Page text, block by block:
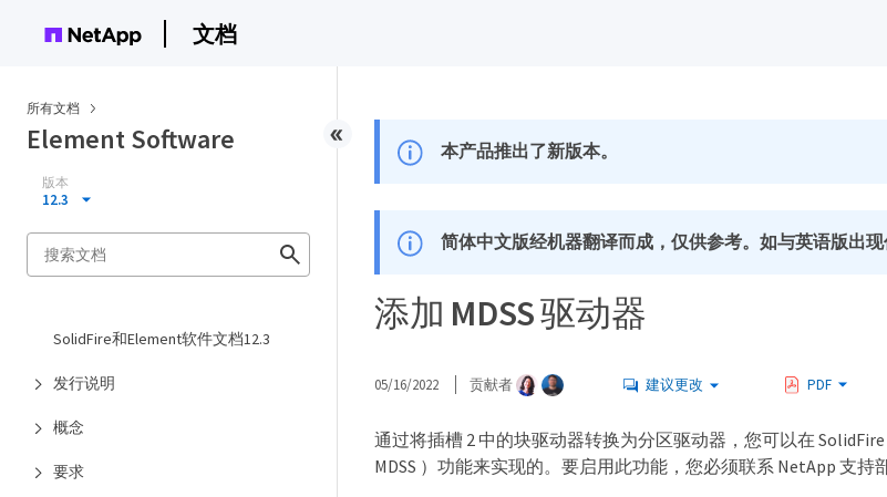
文档
所有文档
Element Software
版本
12.3
SolidFire和Element软件文档12.3
发行说明
概念
要求
本产品推出了新版本。
简体中文版经机器翻译而成，仅供参考。如与英语版出现
添加 MDSS 驱动器
05/16/2022 贡献者 建议更改 PDF
通过将插槽 2 中的块驱动器转换为分区驱动器，您可以在
MDSS ）功能来实现的。要启用此功能，您必须联系 NetApp 支持